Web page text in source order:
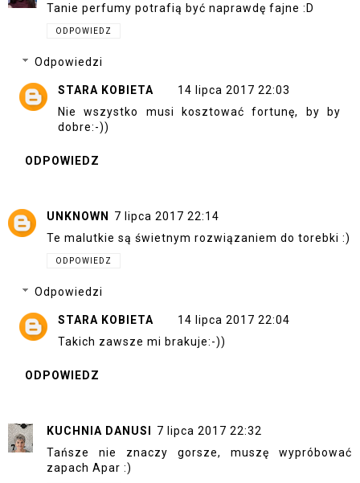
Tanie perfumy potrafią być naprawdę fajne :D
ODPOWIEDZ
Odpowiedzi
STARA KOBIETA
14 lipca 2017 22:03
Nie wszystko musi kosztować fortunę, by by
dobre:-))
ODPOWIEDZ
UNKNOWN
7 lipca 2017 22:14
Te malutkie są świetnym rozwiązaniem do torebki :)
ODPOWIEDZ
Odpowiedzi
STARA KOBIETA
14 lipca 2017 22:04
Takich zawsze mi brakuje:-))
ODPOWIEDZ
KUCHNIA DANUSI 7 lipca 2017 22:32
Tańsze nie znaczy gorsze, muszę wypróbować
zapach Apar :)